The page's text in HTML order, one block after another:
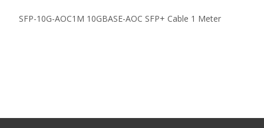
SFP-10G-AOC1M 10GBASE-AOC SFP+ Cable 1 Meter